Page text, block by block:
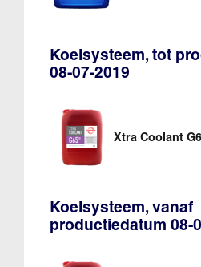
Koelsysteem, tot
08-07-2019
Xtra Coolant
Koelsysteem, vanaf
productiedatum 08-